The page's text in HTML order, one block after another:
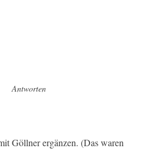
17:58
Antworten
Göllner ergänzen. (Das waren